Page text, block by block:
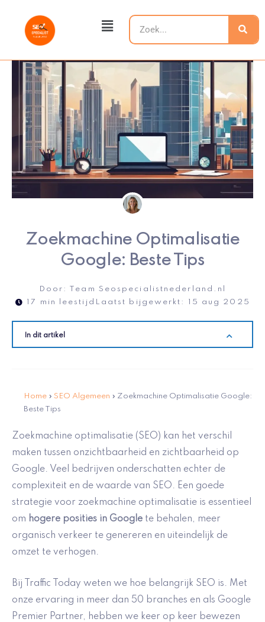
Main
Menu
Zoeken
Zoekmachine Optimalisatie
Google: Beste Tips
Door:
Team Seospecialistnederland.nl
17 min leestijd Laatst bijgewerkt: 15 aug 2025
In dit artikel
Home » SEO Algemeen » Zoekmachine Optimalisatie Google:
Beste Tips
Zoekmachine optimalisatie (SEO) kan het verschil
maken tussen onzichtbaarheid en zichtbaarheid op
Google. Veel bedrijven onderschatten echter de
complexiteit en de waarde van SEO. Een goede
strategie voor zoekmachine optimalisatie is essentieel
om hogere posities in Google te behalen, meer
organisch verkeer te genereren en uiteindelijk de
omzet te verhogen.
Bij Traffic Today weten we hoe belangrijk SEO is. Met
onze ervaring in meer dan 50 branches en als Google
Premier Partner, hebben we keer op keer bewezen